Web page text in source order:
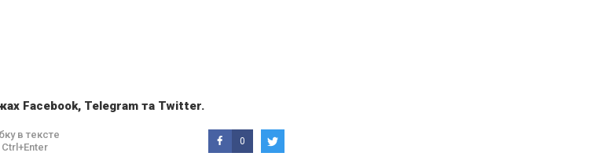
Facebook, Telegram та Twitter.
в тексте
Ctrl+Enter 0